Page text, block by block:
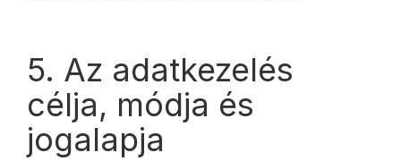
5. Az adatkezelés
célja, módja és
jogalapja